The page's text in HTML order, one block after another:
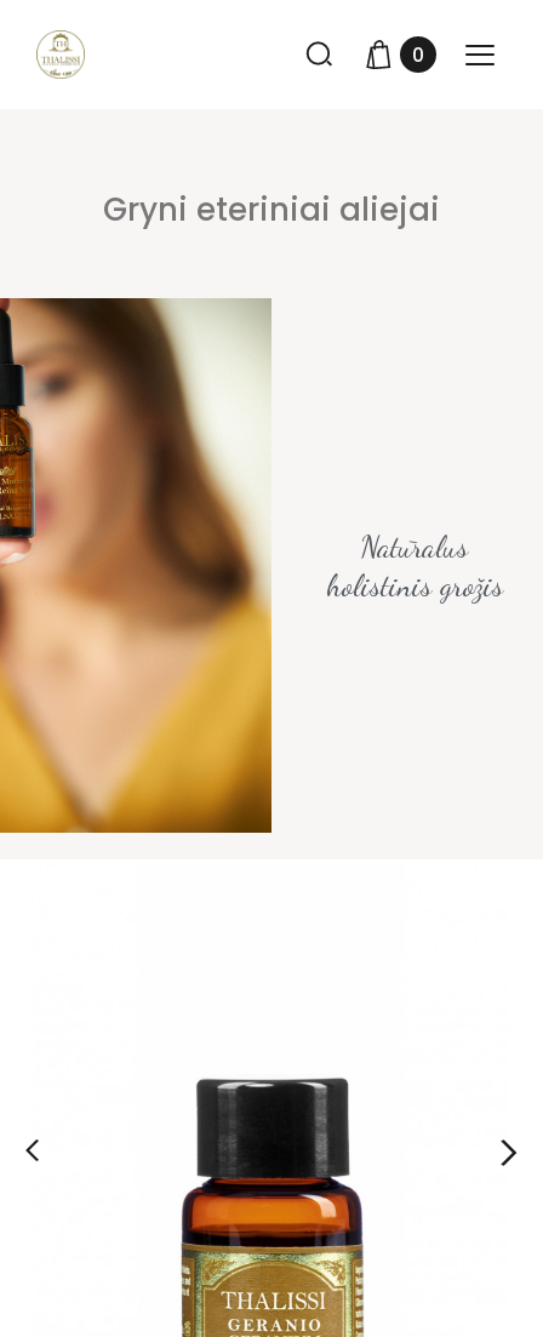
0
Gryni eteriniai aliejai
Natūralus
holistinis grožis